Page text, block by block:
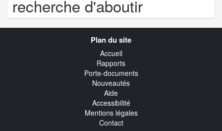
recherche d'aboutir
Plan du site
Accueil
Rapports
Porte-documents
Nouveautés
Aide
Accessibilité
Mentions légales
Contact